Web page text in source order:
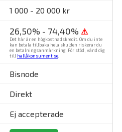
1 000 - 20 000 kr
26,50% - 74,40% ⚠
Det här är en högkostnadskredit. Om du inte
kan betala tillbaka hela skulden riskerar du
en betalningsanmärkning. För stöd, vänd dig
till hallåkonsument.se
Bisnode
Direkt
Ej accepterade